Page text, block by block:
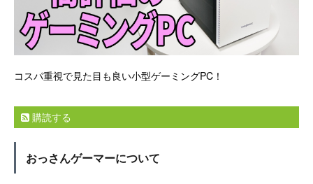
コスパ重視で見た目も良い小型ゲーミングPC！
購読する
おっさんゲーマーについて